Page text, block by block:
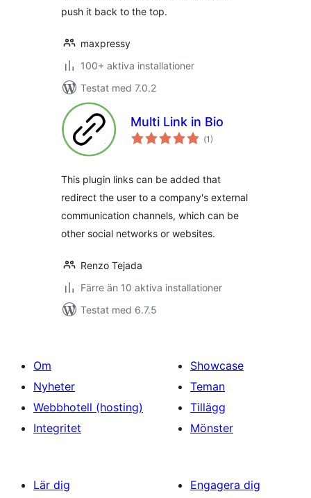
push it back to the top.
maxpressy
100+ aktiva installationer
Testat med 7.0.2
Multi Link in Bio
(Totalt
antal
1)
This plugin links can be added that
redirect the user to a company's external
communication channels, which can be
other social networks or websites.
Renzo Tejada
Färre än 10 aktiva installationer
Testat med 6.7.5
Om
Nyheter
Webbhotell (hosting)
Integritet
Showcase
Teman
Tillägg
Mönster
Lär dig
Engagera dig